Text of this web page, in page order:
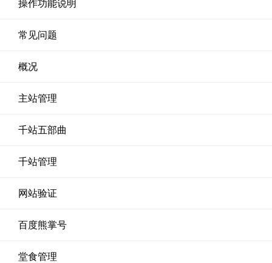
操作功能说明
常见问题
概况
主站管理
千站五部曲
千站管理
网站验证
百度熊掌号
堂食管理